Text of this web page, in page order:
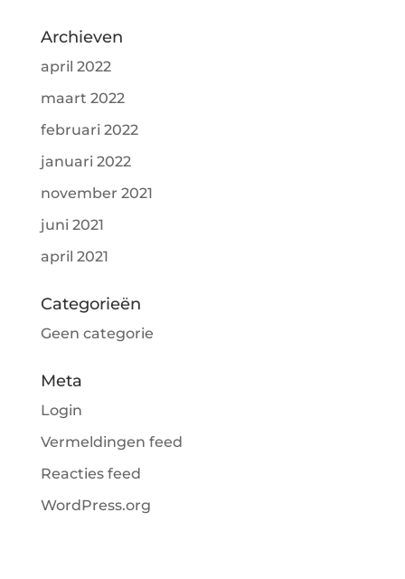
Archieven
april 2022
maart 2022
februari 2022
januari 2022
november 2021
juni 2021
april 2021
Categorieën
Geen categorie
Meta
Login
Vermeldingen feed
Reacties feed
WordPress.org